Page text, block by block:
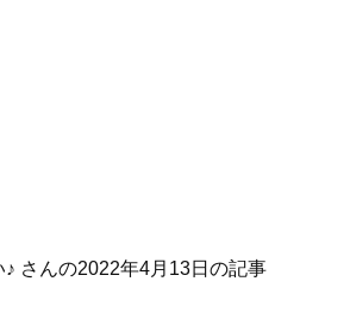
さんの2022年4月13日の記事